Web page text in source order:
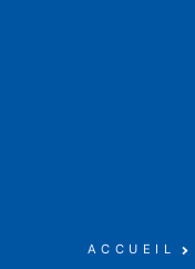
ACCUEIL